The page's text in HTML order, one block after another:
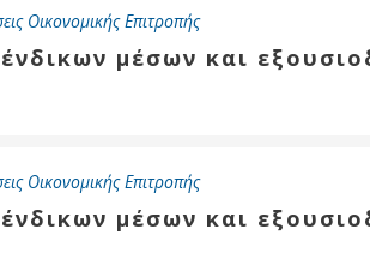
Δίκτυο
Οικονομικής Επιτροπής
μέσων και
Οικονομικής Επιτροπής
μέσων και